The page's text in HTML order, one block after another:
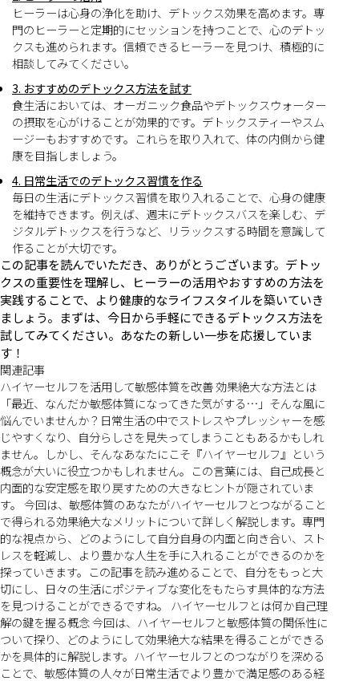
ヒーラーは心身の浄化を助け、デトックス効果を高めます。専
門のヒーラーと定期的にセッションを持つことで、心のデトッ
クスも進められます。信頼できるヒーラーを見つけ、積極的に
相談してみてください。
3. おすすめのデトックス方法を試す
食生活においては、オーガニック食品やデトックスウォーター
の摂取を心がけることが効果的です。デトックスティーやスム
ージーもおすすめです。これらを取り入れて、体の内側から健
康を目指しましょう。
4. 日常生活でのデトックス習慣を作る
毎日の生活にデトックス習慣を取り入れることで、心身の健康
を維持できます。例えば、週末にデトックスバスを楽しむ、デ
ジタルデトックスを行うなど、リラックスする時間を意識して
作ることが大切です。
この記事を読んでいただき、ありがとうございます。デトッ
クスの重要性を理解し、ヒーラーの活用やおすすめの方法を
実践することで、より健康的なライフスタイルを築いていき
ましょう。まずは、今日から手軽にできるデトックス方法を
試してみてください。あなたの新しい一歩を応援していま
す！
関連記事
ハイヤーセルフを活用して敏感体質を改善 効果絶大な方法とは
「最近、なんだか敏感体質になってきた気がする…」そんな風に
悩んでいませんか？日常生活の中でストレスやプレッシャーを感
じやすくなり、自分らしさを見失ってしまうこともあるかもしれ
ません。しかし、そんなあなたにこそ『ハイヤーセルフ』という
概念が大いに役立つかもしれません。この言葉には、自己成長と
内面的な安定感を取り戻すための大きなヒントが隠されていま
す。 今回は、敏感体質のあなたがハイヤーセルフとつながること
で得られる効果絶大なメリットについて詳しく解説します。専門
的な視点から、どのようにして自分自身の内面と向き合い、スト
レスを軽減し、より豊かな人生を手に入れることができるのかを
探っていきます。この記事を読み進めることで、自分をもっと大
切にし、日々の生活にポジティブな変化をもたらす具体的な方法
を見つけることができるですね。 ハイヤーセルフとは何か自己理
解の鍵を握る概念 今回は、ハイヤーセルフと敏感体質の関係性に
ついて探り、どのようにして効果絶大な結果を得ることができる
かを具体的に解説します。ハイヤーセルフとのつながりを深める
ことで、敏感体質の人々が日常生活でより豊かで満足感のある経